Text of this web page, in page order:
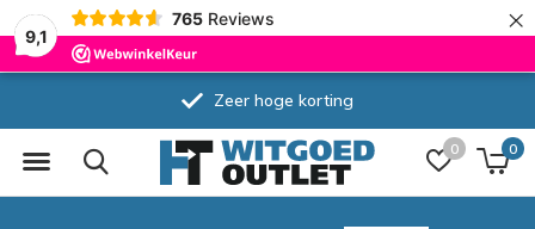
9,1
765 Reviews ×
0 0
Zeer hoge korting